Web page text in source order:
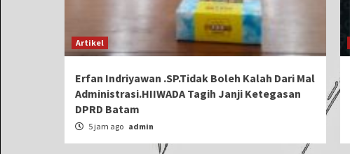
Artikel
Erfan Indriyawan .SP.Tidak Boleh Kalah Dari Mal
Administrasi.HIIWADA Tagih Janji Ketegasan
DPRD Batam
5 jam ago admin